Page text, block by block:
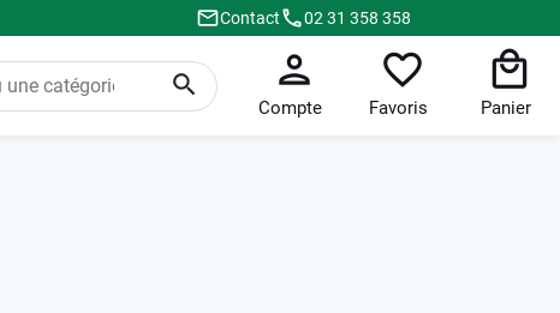
Contact 02 31 358 358
Compte Favoris Panier